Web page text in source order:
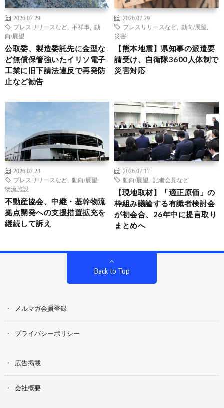
2026.07.29
プレスリリースなど
不祥事
動
向/展望
公取委、製造委託先に金型な
ど無償保管強いたイリソ電子
工業に旧下請法違反で再発防
止など勧告
2026.07.29
プレスリリースなど
動向/展望
災害
【熊本地震】県知事の派遣要
請受け、自衛隊3600人体制で
災害対応
2026.07.23
プレスリリースなど
動向/展望
物流施設
不動産協会、中継・基幹物流
拠点開発への支援措置拡充を
継続して訴え
2026.07.17
動向/展望
記者会見など
【現地取材】「適正原価」の
枠組み議論する有識者検討会
が初会合、26年中に提言取り
まとめへ
Back to Top
メルマガ会員登録
プライバシーポリシー
広告掲載
会社概要